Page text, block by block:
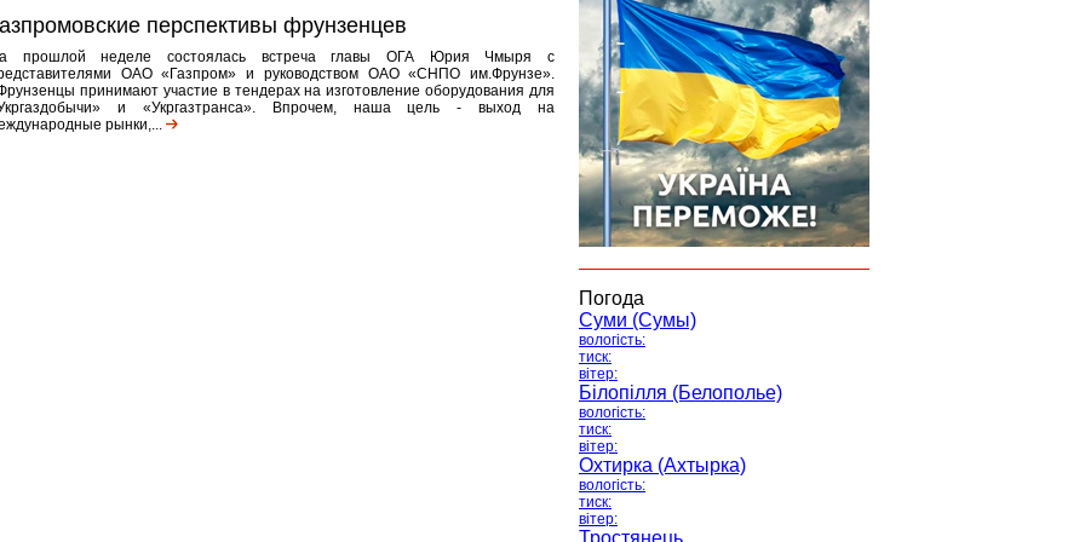
перспективы фрунзенцев
прошлой неделе состоялась встреча главы ОГА Юрия Чмыря с
ОАО «Газпром» и руководством ОАО «СНПО им.Фрунзе».
принимают участие в тендерах на изготовление оборудования для
и «Укргазтранса». Впрочем, наша цель - выход на
рынки,...
Погода
Суми (Сумы)
вологість:
тиск:
вітер:
Білопілля (Белополье)
вологість:
тиск:
вітер:
Охтирка (Ахтырка)
вологість:
тиск:
вітер:
Тростянець